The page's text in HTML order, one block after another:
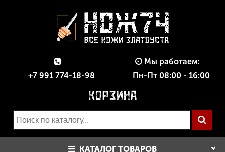
+7 991 774-18-98
Мы работаем:
Пн-Пт 08:00 - 16:00
КАТАЛОГ ТОВАРОВ